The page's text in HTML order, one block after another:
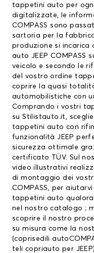
tappetini auto per
digitalizzate, le
COMPASS sono
sartoria per la
produzione si
auto JEEP COMPASS
veicolo e secondo le
del vostro ordine
coprire la quasi
automobilistiche con
Comprando i vostri
su Stilistauto.it,
tappetini auto con
funzionalità JEEP
sicurezza ottimale
certificato TÜV. Sul
video illustrativi
di montaggio dei
COMPASS, per
tappetini auto
nel nostro catalogo ;
scoprire il nostro
su misura come la
(coprisedili auto
teli copriauto per